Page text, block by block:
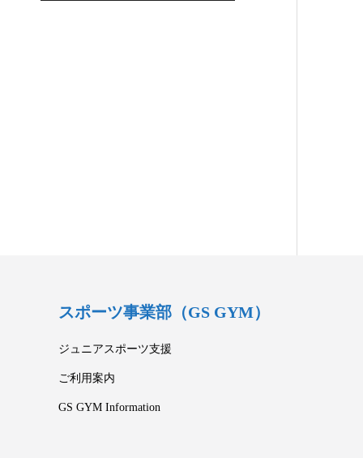
スポーツ事業部（GS GYM）
ジュニアスポーツ支援
ご利用案内
GS GYM Information